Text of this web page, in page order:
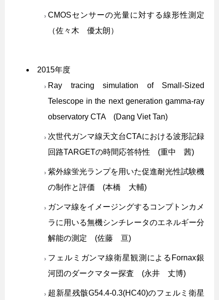
CMOSセンサーの光量に対する線形性測定
（佐々木 優太朗）
2015年度
Ray tracing simulation of Small-Sized
Telescope in the next generation gamma-ray
observatory CTA (Dang Viet Tan)
次世代ガンマ線天文台CTAにおける波形記録
回路TARGETの時間応答特性 (重中 茜)
紫外線蛍光ランプを用いた促進耐光性試験機
の制作と評価 (本橋 大輔)
ガンマ線をイメージングするコンプトンカメ
ラに用いる無機シンチレータのエネルギー分
解能の測定 (佐藤 亘)
フェルミガンマ線衛星観測によるFornax銀
河団のダークマター探査 (永井 丈博)
超新星残骸G54.4-0.3(HC40)のフェルミ衛星